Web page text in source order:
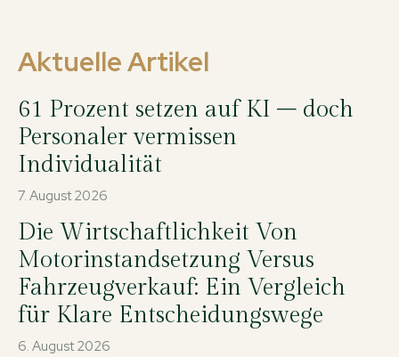
Aktuelle Artikel
61 Prozent setzen auf KI – doch
Personaler vermissen
Individualität
7. August 2026
Die Wirtschaftlichkeit Von
Motorinstandsetzung Versus
Fahrzeugverkauf: Ein Vergleich
für Klare Entscheidungswege
6. August 2026